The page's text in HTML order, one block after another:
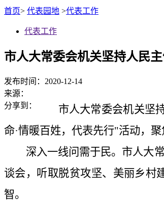
首页> 代表园地 >代表工作
代表工作
市人大常委会机关坚持人民
发布时间：2020-12-14
来源：
分享到：
市人大常委会机关坚
命·情暖百姓，代表先行"活动，
深入一线问需于民。市人大
谈会，听取脱贫攻坚、美丽乡村
智。